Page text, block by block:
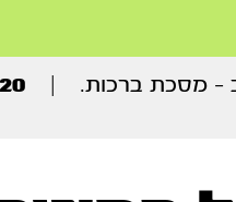
– מסכת ברכות. |